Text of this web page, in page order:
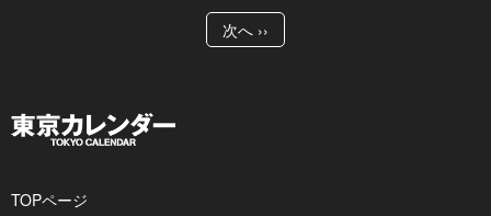
次へ ››
TOPページ